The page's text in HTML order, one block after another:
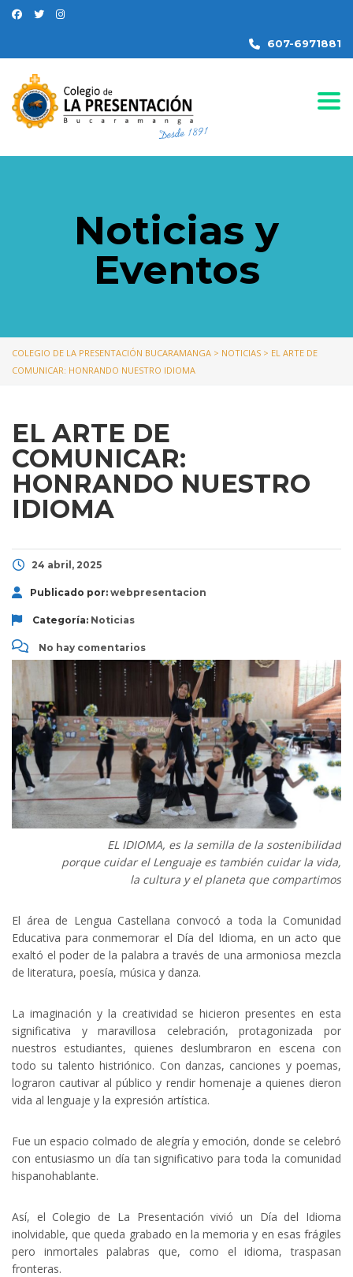
607-6971881
Noticias y
Eventos
COLEGIO DE LA PRESENTACIÓN BUCARAMANGA > NOTICIAS > EL ARTE DE
COMUNICAR: HONRANDO NUESTRO IDIOMA
EL ARTE DE
COMUNICAR:
HONRANDO NUESTRO
IDIOMA
24 abril, 2025
Publicado por: webpresentacion
Categoría: Noticias
No hay comentarios
EL IDIOMA, es la semilla de la sostenibilidad
porque cuidar el Lenguaje es también cuidar la vida,
la cultura y el planeta que compartimos
El área de Lengua Castellana convocó a toda la Comunidad
Educativa para conmemorar el Día del Idioma, en un acto que
exaltó el poder de la palabra a través de una armoniosa mezcla
de literatura, poesía, música y danza.
La imaginación y la creatividad se hicieron presentes en esta
significativa y maravillosa celebración, protagonizada por
nuestros estudiantes, quienes deslumbraron en escena con
todo su talento histriónico. Con danzas, canciones y poemas,
lograron cautivar al público y rendir homenaje a quienes dieron
vida al lenguaje y la expresión artística.
Fue un espacio colmado de alegría y emoción, donde se celebró
con entusiasmo un día tan significativo para toda la comunidad
hispanohablante.
Así, el Colegio de La Presentación vivió un Día del Idioma
inolvidable, que queda grabado en la memoria y en esas frágiles
pero inmortales palabras que, como el idioma, traspasan
fronteras.